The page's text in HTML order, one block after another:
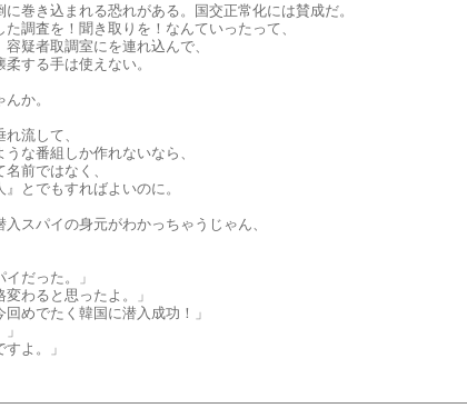
巻き込まれる恐れがある。国交正常化には賛成だ。
調査を！聞き取りを！なんていったって、
疑者取調室にを連れ込んで、
する手は使えない。
か。
流して、
な番組しか作れないなら、
前ではなく、
とでもすればよいのに。
スパイの身元がわかっちゃうじゃん、
だった。」
わると思ったよ。」
めでたく韓国に潜入成功！」
よ。」